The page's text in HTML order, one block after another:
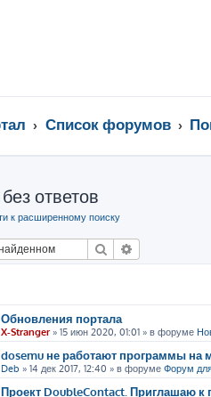
Список форумов
ответов
к расширенному поиску
Поиск
Обновления портала
X-Stranger» 15 июн 2020, 01:01 » в форуме
dosemu не работают программы на
Deb » 14 дек 2017, 12:40 » в форуме Форум
Проект DoubleContact. Приглашаю к